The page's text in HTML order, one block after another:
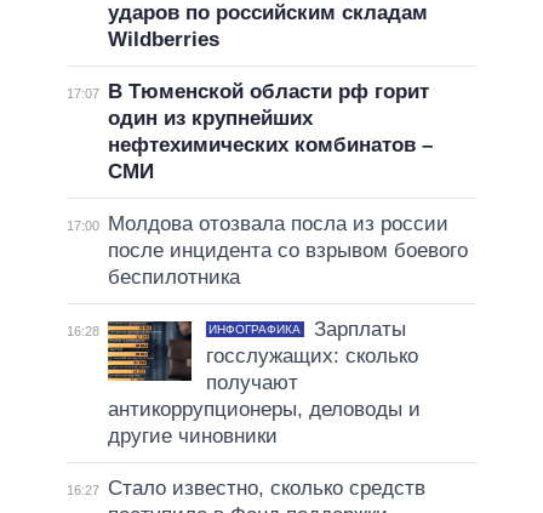
ударов по российским складам
Wildberries
17:07
В Тюменской области рф горит
один из крупнейших
нефтехимических комбинатов –
СМИ
17:00
Молдова отозвала посла из россии
после инцидента со взрывом боевого
беспилотника
16:28 ИНФОГРАФИКА
Зарплаты
госслужащих: сколько
получают
антикоррупционеры, деловоды и
другие чиновники
16:27
Стало известно, сколько средств